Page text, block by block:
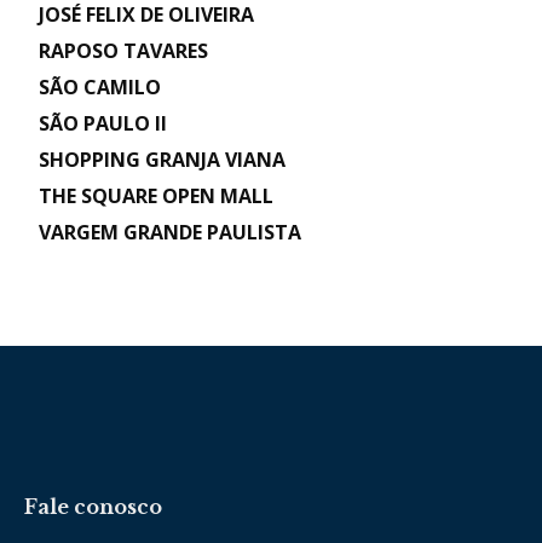
JOSÉ FELIX DE OLIVEIRA
RAPOSO TAVARES
SÃO CAMILO
SÃO PAULO II
SHOPPING GRANJA VIANA
THE SQUARE OPEN MALL
VARGEM GRANDE PAULISTA
Fale conosco